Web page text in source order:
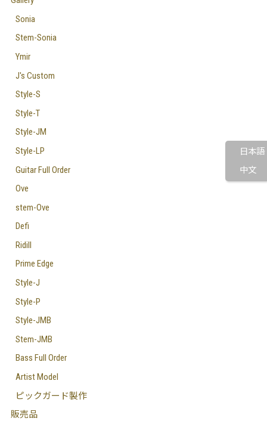
日本語
中文
Sonia
Stem-Sonia
Ymir
J's Custom
Style-S
Style-T
Style-JM
Style-LP
Guitar Full Order
Ove
stem-Ove
Defi
Ridill
Prime Edge
Style-J
Style-P
Style-JMB
Stem-JMB
Bass Full Order
Artist Model
ピックガード製作
販売品